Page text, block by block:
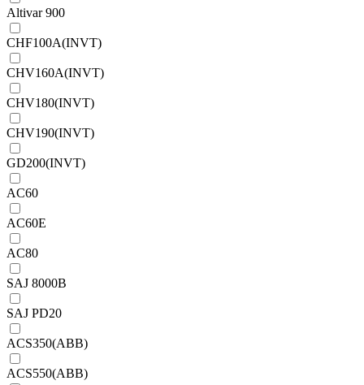
Altivar 900
CHF100A(INVT)
CHV160A(INVT)
CHV180(INVT)
CHV190(INVT)
GD200(INVT)
AC60
AC60E
AC80
SAJ 8000B
SAJ PD20
ACS350(ABB)
ACS550(ABB)